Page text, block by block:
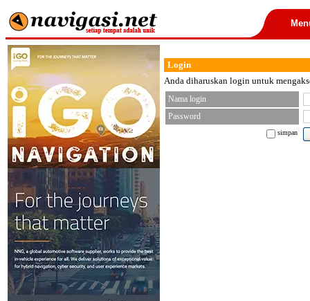
Login
Anda diharuskan login untuk
Nama login
Password
simpan